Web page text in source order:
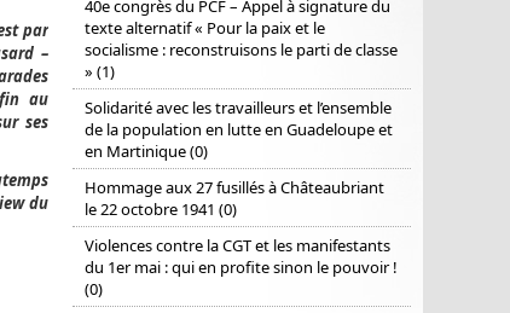
par
–
au
ses
du
40e congrès du PCF – Appel à signature du
texte alternatif « Pour la paix et le
socialisme : reconstruisons le parti de classe
» (1)
Solidarité avec les travailleurs et l’ensemble
de la population en lutte en Guadeloupe et
en Martinique (0)
Hommage aux 27 fusillés à Châteaubriant
le 22 octobre 1941 (0)
Violences contre la CGT et les manifestants
du 1er mai : qui en profite sinon le pouvoir !
(0)